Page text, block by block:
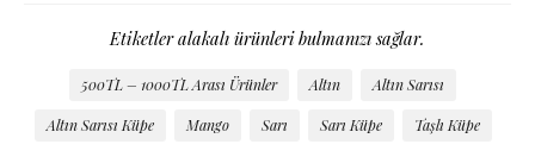
Etiketler alakalı ürünleri bulmanızı sağlar.
500TL – 1000TL Arası Ürünler Altın Altın Sarısı
Altın Sarısı Küpe Mango Sarı Sarı Küpe Taşlı Küpe